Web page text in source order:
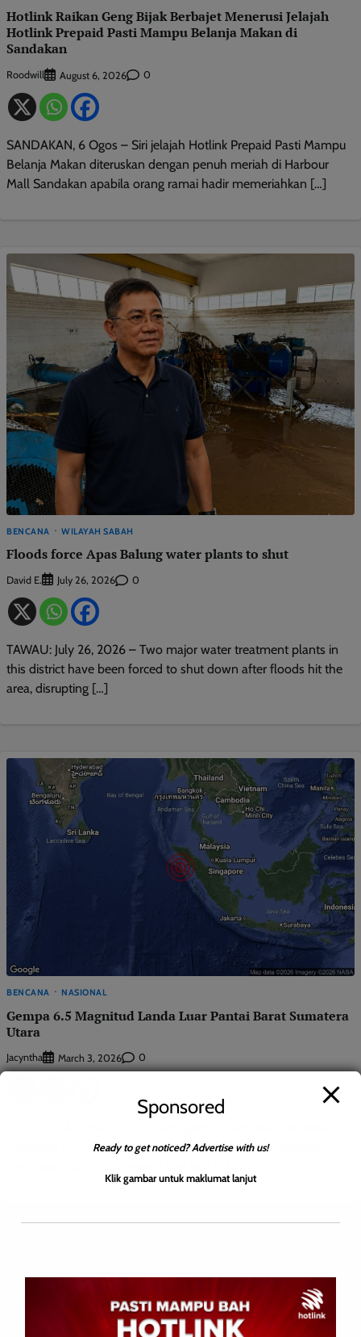
Hotlink Raikan Geng Bijak Berbajet Menerusi Jelajah
Hotlink Prepaid Pasti Mampu Belanja Makan di
Sandakan
Roodwill August 6, 2026 0
SANDAKAN, 6 Ogos – Siri jelajah Hotlink Prepaid Pasti Mampu
Belanja Makan diteruskan dengan penuh meriah di Harbour
Mall Sandakan apabila orang ramai hadir memeriahkan […]
BENCANA WILAYAH SABAH
Floods force Apas Balung water plants to shut
David E. July 26, 2026 0
TAWAU: July 26, 2026 – Two major water treatment plants in
this district have been forced to shut down after floods hit the
area, disrupting […]
BENCANA NASIONAL
Gempa 6.5 Magnitud Landa Luar Pantai Barat Sumatera
Utara
Jacyntha March 3, 2026 0
magnitud 6.5 melanda kawasan luar pantai barat Sumatera
Required fields are
Sponsored
Ready to get noticed? Advertise with us!
Klik gambar untuk maklumat lanjut